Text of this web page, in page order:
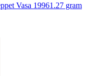
Vasa 19961.27 gram